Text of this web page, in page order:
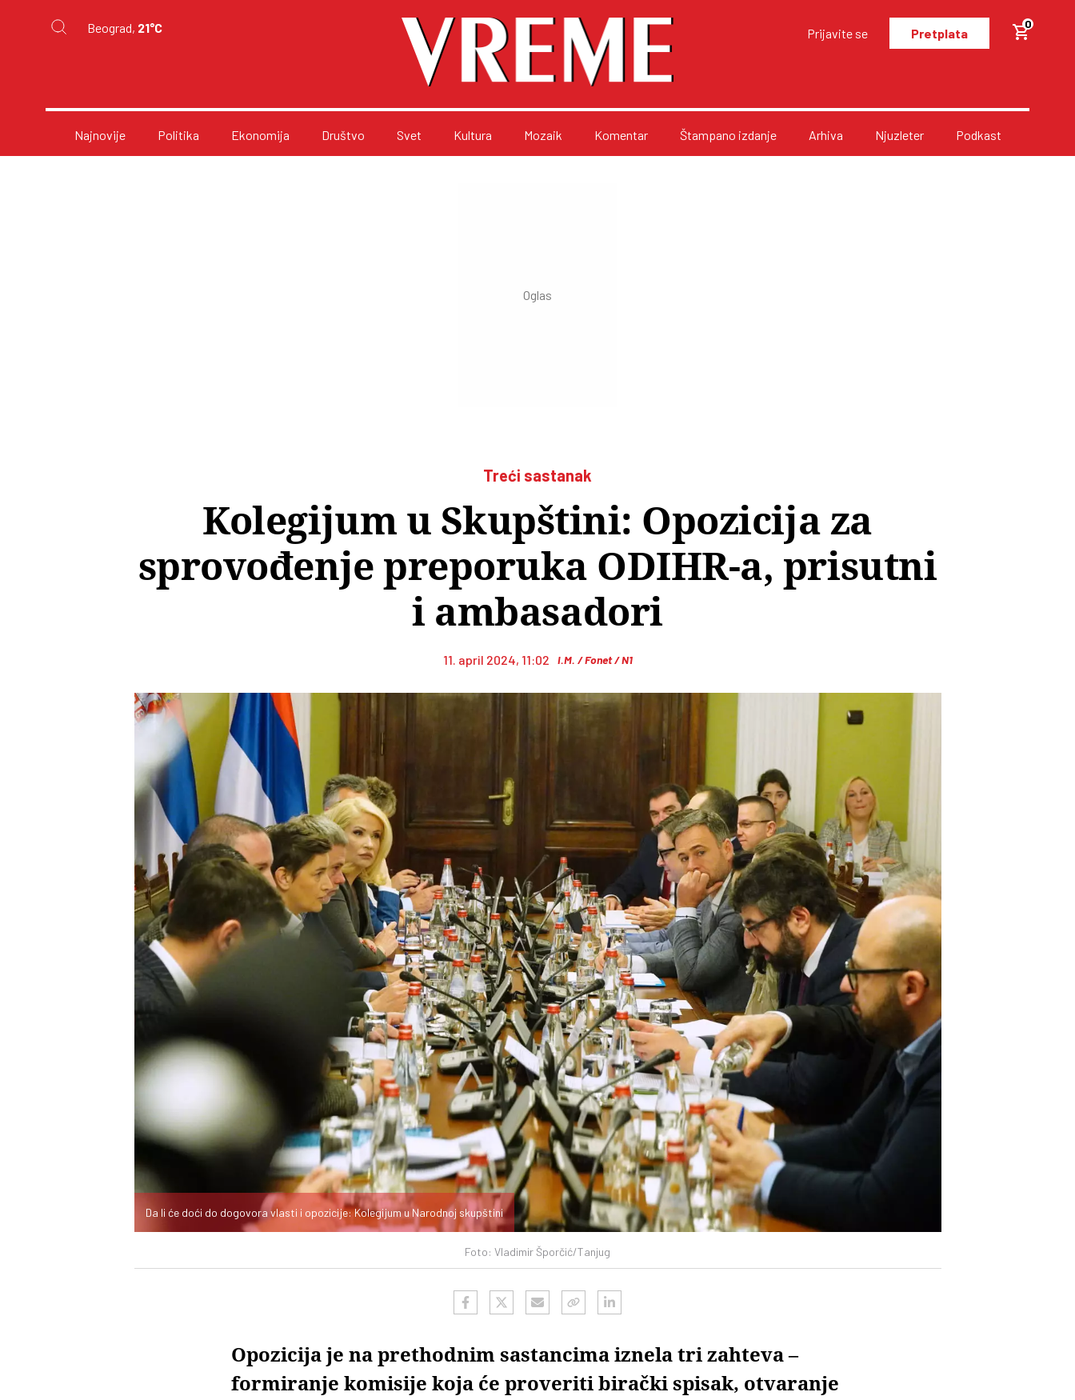
Beograd, 21°C Prijavite se Pretplata
0
Najnovije Politika Ekonomija Društvo Svet Kultura Mozaik Komentar Štampano izdanje Arhiva Njuzleter Podkast
Treći sastanak
Kolegijum u Skupštini: Opozicija za
sprovođenje preporuka ODIHR-a, prisutni
i ambasadori
11. april 2024, 11:02 I.M. / Fonet / N1
Foto: Vladimir Šporčić/Tanjug
Da li će doći do dogovora vlasti i opozicije: Kolegijum u Narodnoj skupštini
Opozicija je na prethodnim sastancima iznela tri zahteva –
formiranje komisije koja će proveriti birački spisak, otvaranje